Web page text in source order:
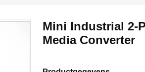
Mini Industrial 2-
Media Converter